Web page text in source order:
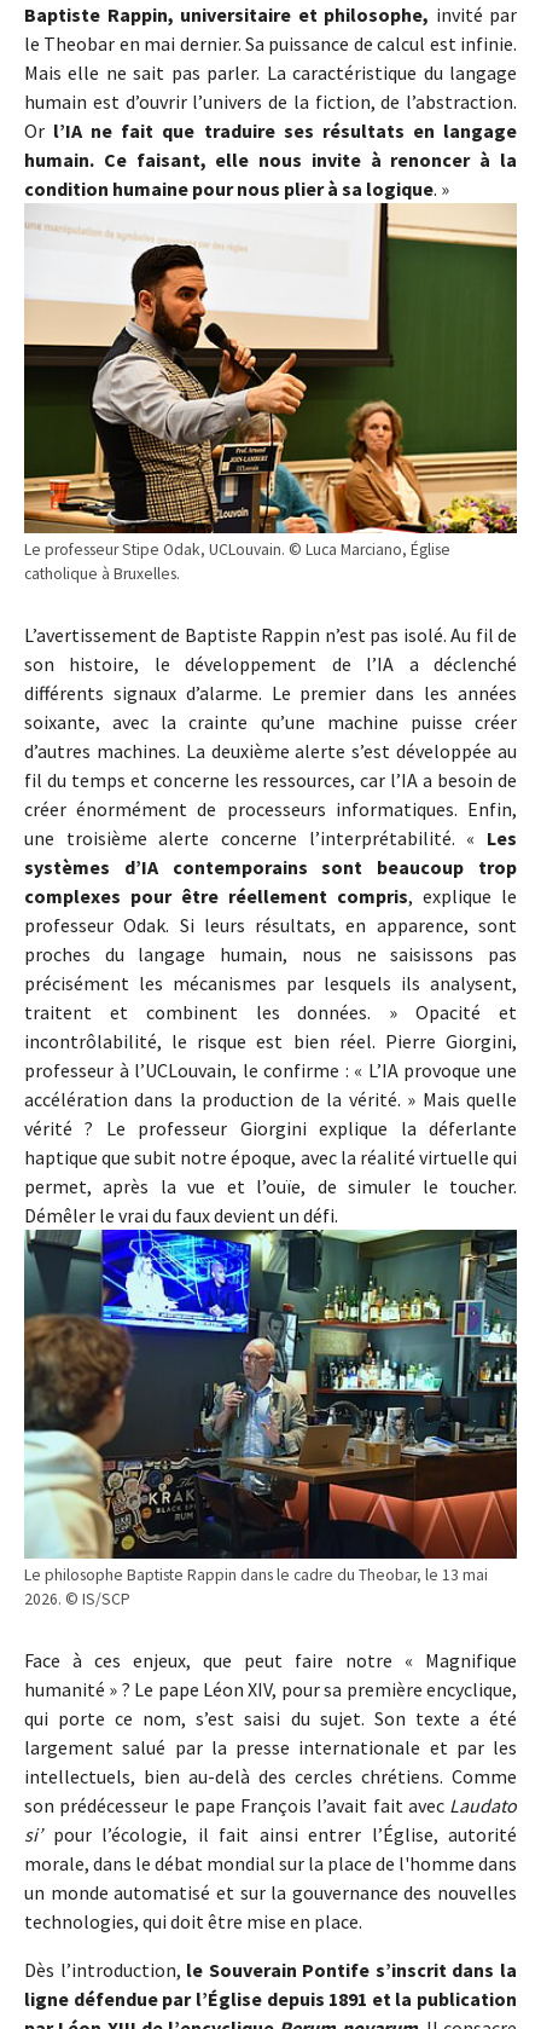
Show larger version
Le professeur Stipe Odak, UCLouvain. © Luca Marciano, Église
catholique à Bruxelles.
Baptiste Rappin, universitaire et philosophe, invité par
le Theobar en mai dernier. Sa puissance de calcul est infinie.
Mais elle ne sait pas parler. La caractéristique du langage
humain est d’ouvrir l’univers de la fiction, de l’abstraction.
Or l’IA ne fait que traduire ses résultats en langage
humain. Ce faisant, elle nous invite à renoncer à la
condition humaine pour nous plier à sa logique. »
Show larger version
Le philosophe Baptiste Rappin dans le cadre du Theobar, le 13 mai
2026. © IS/SCP
L’avertissement de Baptiste Rappin n’est pas isolé. Au fil de
son histoire, le développement de l’IA a déclenché
différents signaux d’alarme. Le premier dans les années
soixante, avec la crainte qu’une machine puisse créer
d’autres machines. La deuxième alerte s’est développée au
fil du temps et concerne les ressources, car l’IA a besoin de
créer énormément de processeurs informatiques. Enfin,
une troisième alerte concerne l’interprétabilité. « Les
systèmes d’IA contemporains sont beaucoup trop
complexes pour être réellement compris, explique le
professeur Odak. Si leurs résultats, en apparence, sont
proches du langage humain, nous ne saisissons pas
précisément les mécanismes par lesquels ils analysent,
traitent et combinent les données. » Opacité et
incontrôlabilité, le risque est bien réel. Pierre Giorgini,
professeur à l’UCLouvain, le confirme : « L’IA provoque une
accélération dans la production de la vérité. » Mais quelle
vérité ? Le professeur Giorgini explique la déferlante
haptique que subit notre époque, avec la réalité virtuelle qui
permet, après la vue et l’ouïe, de simuler le toucher.
Démêler le vrai du faux devient un défi.
Face à ces enjeux, que peut faire notre « Magnifique
humanité » ? Le pape Léon XIV, pour sa première encyclique,
qui porte ce nom, s’est saisi du sujet. Son texte a été
largement salué par la presse internationale et par les
intellectuels, bien au-delà des cercles chrétiens. Comme
son prédécesseur le pape François l’avait fait avec Laudato
si’pour l’écologie, il fait ainsi entrer l’Église, autorité
morale, dans le débat mondial sur la place de l'homme dans
un monde automatisé et sur la gouvernance des nouvelles
technologies, qui doit être mise en place.
Dès l’introduction, le Souverain Pontife s’inscrit dans la
ligne défendue par l’Église depuis 1891 et la publication